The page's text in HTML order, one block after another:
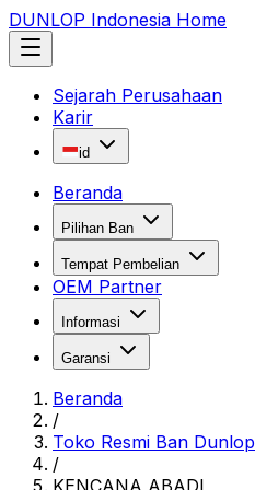
DUNLOP Indonesia Home
Sejarah Perusahaan
Karir
id
Beranda
Pilihan Ban
Tempat Pembelian
OEM Partner
Informasi
Garansi
Beranda
/
Toko Resmi Ban Dunlop
/
KENCANA ABADI